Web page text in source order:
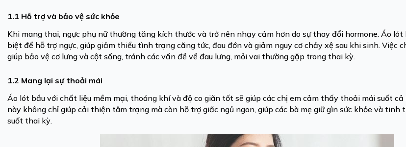
1.1 Hỗ trợ và bảo vệ sức khỏe
Khi mang thai, ngực phụ nữ thường tăng kích thước và trở nên nhạy cảm hơn do sự thay đổi hormone. Áo
biệt để hỗ trợ ngực, giúp giảm thiểu tình trạng căng tức, đau đớn và giảm nguy cơ chảy xệ sau khi sinh. Việc
giúp bảo vệ cơ lưng và cột sống, tránh các vấn đề về đau lưng, mỏi vai thường gặp trong thai kỳ.
1.2 Mang lại sự thoải mái
Áo lót bầu với chất liệu mềm mại, thoáng khí và độ co giãn tốt sẽ giúp các chị em cảm thấy thoải mái suốt cả
này không chỉ giúp cải thiện tâm trạng mà còn hỗ trợ giấc ngủ ngon, giúp các bà mẹ giữ gìn sức khỏe và tinh
suốt thai kỳ.